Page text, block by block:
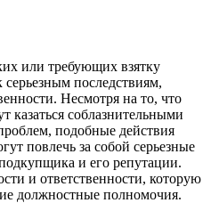
или требующих взятку
последствиям,
Несмотря на то, что
казаться соблазнительными
подобные действия
повлечь за собой серьезные
и его репутации.
и ответственности, которую
должностные полномочия.